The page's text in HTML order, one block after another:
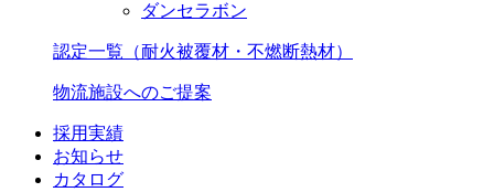
ダンセラボン
認定一覧（耐火被覆材・不燃断熱材）
物流施設へのご提案
採用実績
お知らせ
カタログ